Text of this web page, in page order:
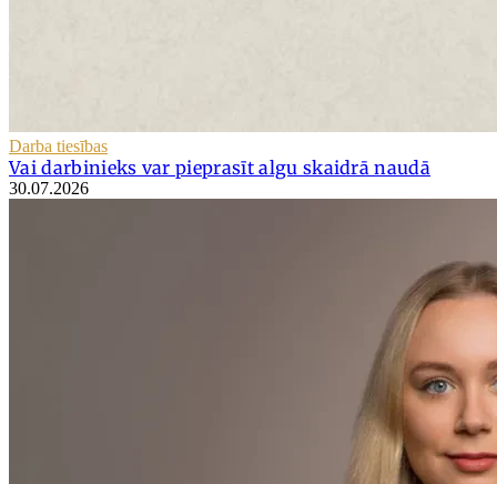
Darba tiesības
Vai darbinieks var pieprasīt algu skaidrā naudā
30.07.2026